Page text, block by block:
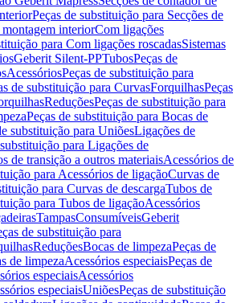
Peças de substituição para Secções de
interiorCom ligações
para Com ligações roscadasSistemas
Geberit Silent-PPTubosPeças de
AcessóriosPeças de substituição para
de substituição para CurvasForquilhasPeças
ReduçõesPeças de substituição para
Peças de substituição para Bocas de
substituição para UniõesLigações de
para Ligações de
de transição a outros materiaisAcessórios de
para Acessórios de ligaçãoCurvas de
para Curvas de descargaTubos de
para Tubos de ligaçãoAcessórios
TampasConsumíveisGeberit
de substituição para
ReduçõesBocas de limpezaPeças de
de limpezaAcessórios especiaisPeças de
especiaisAcessórios
especiaisUniõesPeças de substituição